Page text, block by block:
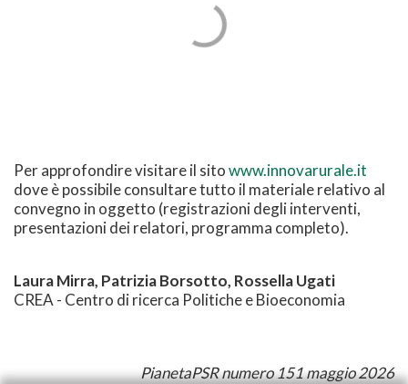
Per approfondire visitare il sitowww.innovarurale.it
dove è possibile consultare tutto il materiale relativo al
convegno in oggetto (registrazioni degli interventi,
presentazioni dei relatori, programma completo).
Laura Mirra, Patrizia Borsotto, Rossella Ugati
CREA - Centro di ricerca Politiche e Bioeconomia
PianetaPSR numero 151 maggio 2026